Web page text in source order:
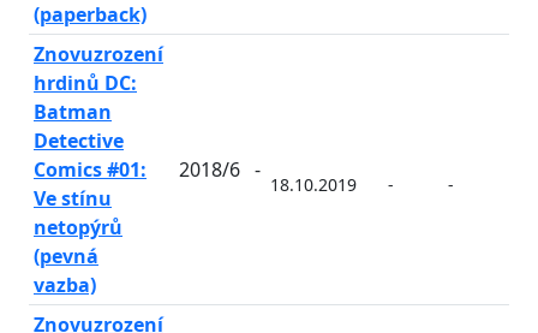
(paperback)
Znovuzrození
hrdinů DC:
Batman
Detective
Comics #01:
Ve stínu
netopýrů
(pevná
vazba)
2018/6 -
18.10.2019 - -
Znovuzrození